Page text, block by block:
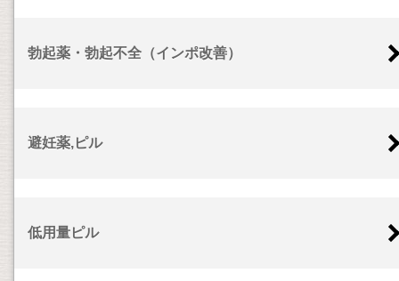
勃起薬・勃起不全（インポ改善）
避妊薬,ピル
低用量ピル